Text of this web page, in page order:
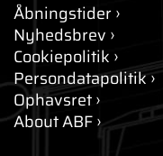
Åbningstider
Nyhedsbrev
Cookiepolitik
Persondatapolitik
Ophavsret
About ABF